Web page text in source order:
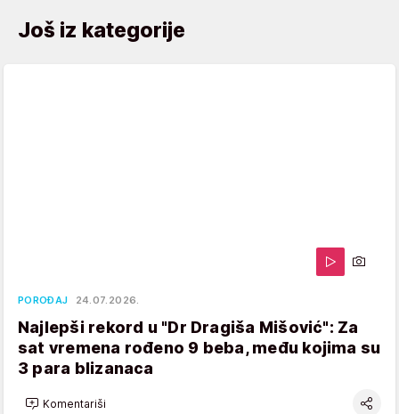
Još iz kategorije
POROĐAJ 24.07.2026.
Najlepši rekord u "Dr Dragiša Mišović": Za
sat vremena rođeno 9 beba, među kojima su
3 para blizanaca
Komentariši